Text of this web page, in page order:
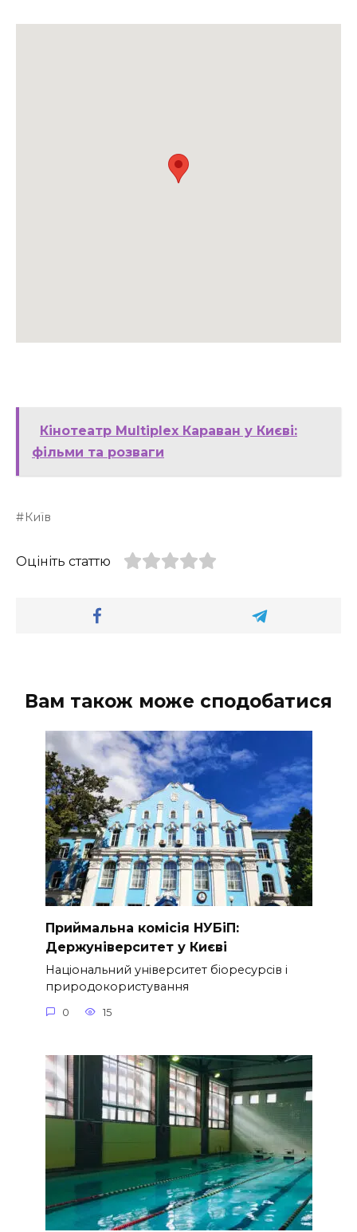
Кінотеатр Multiplex Караван у Києві:
фільми та розваги
Київ
Оцініть статтю
Вам також може сподобатися
Приймальна комісія НУБіП:
Держуніверситет у Києві
Національний університет біоресурсів і
природокористування
0 15